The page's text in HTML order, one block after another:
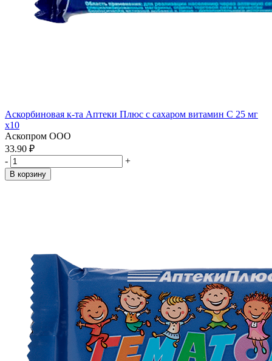
Аскорбиновая к-та Аптеки Плюс с сахаром витамин С 25 мг
x10
Аскопром ООО
33.90 ₽
-
+
В корзину